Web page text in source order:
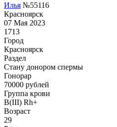
Илья №55116
Красноярск
07 Мая 2023
1713
Город
Красноярск
Раздел
Стану донором спермы
Гонoрар
70000 рублей
Группа крови
B(III) Rh+
Возраст
29